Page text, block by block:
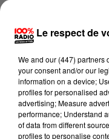
Le respect de
We and our (447) partners
your consent and/or our
information on a device;
profiles for personalised
advertising; Measure
performance; Understand
of data from different
profiles to personalise